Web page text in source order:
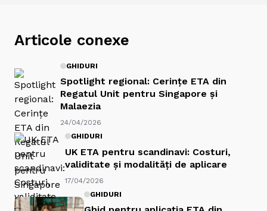
Articole conexe
GHIDURI
Spotlight regional: Cerințe ETA din
Regatul Unit pentru Singapore și
Malaezia
24/04/2026
GHIDURI
UK ETA pentru scandinavi: Costuri,
validitate și modalități de aplicare
17/04/2026
GHIDURI